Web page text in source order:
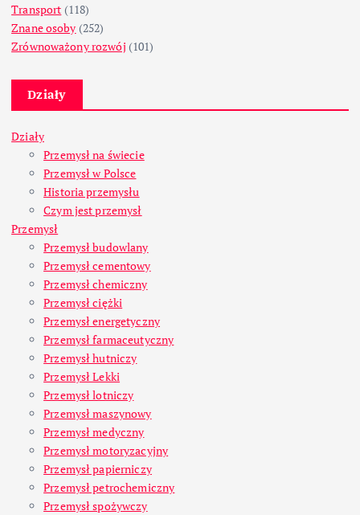
Transport (118)
Znane osoby (252)
Zrównoważony rozwój (101)
Działy
Działy
Przemysł na świecie
Przemysł w Polsce
Historia przemysłu
Czym jest przemysł
Przemysł
Przemysł budowlany
Przemysł cementowy
Przemysł chemiczny
Przemysł ciężki
Przemysł energetyczny
Przemysł farmaceutyczny
Przemysł hutniczy
Przemysł Lekki
Przemysł lotniczy
Przemysł maszynowy
Przemysł medyczny
Przemysł motoryzacyjny
Przemysł papierniczy
Przemysł petrochemiczny
Przemysł spożywczy